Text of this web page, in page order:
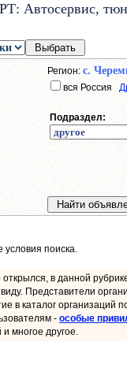
Автосервис,
Регион: с.
вся Россия
Подраздел:
поиска.
в данной
Представители
в каталог организаций
- особые
многое другое.